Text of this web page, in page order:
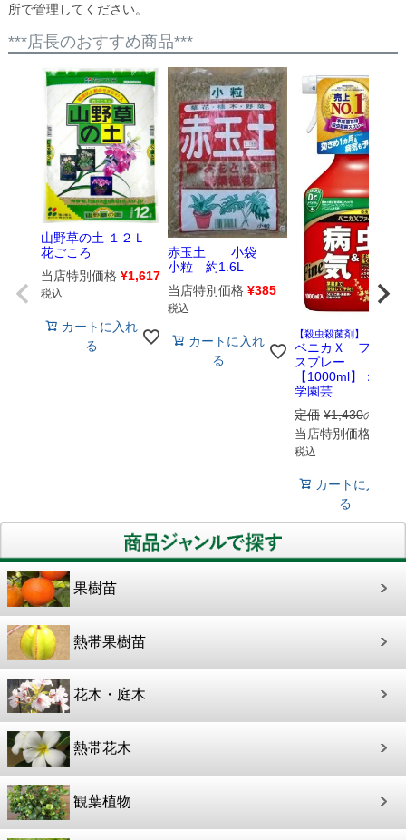
所で管理してください。
***店長のおすすめ商品***
山野草の土 １２Ｌ
花ごころ
当店特別価格 ¥1,617
税込
カートに入れ
る
赤玉土 小袋
小粒 約1.6L
当店特別価格 ¥385
税込
カートに入れ
る
【殺虫殺菌剤】
ベニカＸ ファイ
スプレー
【1000ml】：住友
学園芸
定価 ¥1,430のところ
当店特別価格
税込
カートに入れ
る
果樹苗
熱帯果樹苗
花木・庭木
熱帯花木
観葉植物